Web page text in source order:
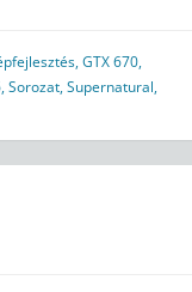
,GTX 670,
,Sorozat,Supernatural,